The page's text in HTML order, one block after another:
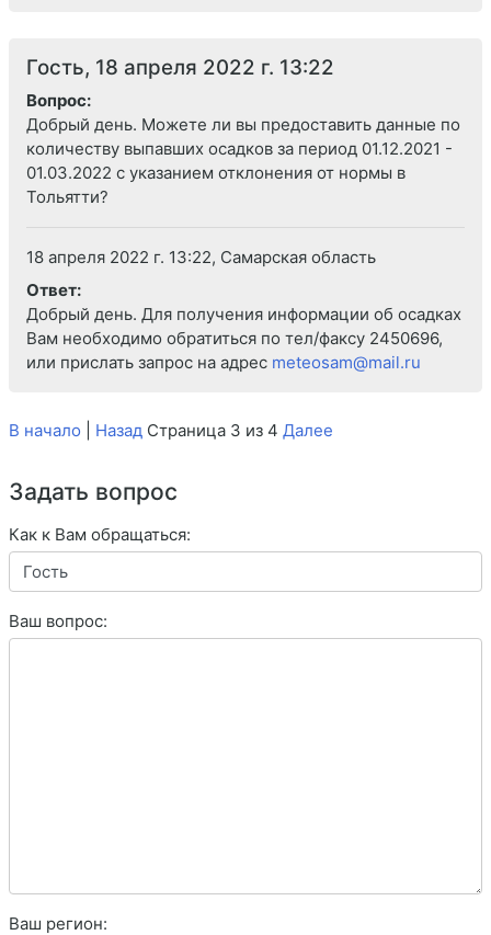
Гость, 18 апреля 2022 г. 13:22
Вопрос:
Добрый день. Можете ли вы предоставить данные по
количеству выпавших осадков за период 01.12.2021 -
01.03.2022 с указанием отклонения от нормы в
Тольятти?
18 апреля 2022 г. 13:22, Самарская область
Ответ:
Добрый день. Для получения информации об осадках
Вам необходимо обратиться по тел/факсу 2450696,
или прислать запрос на адрес meteosam@mail.ru
В начало Назад Страница 3 из 4 Далее
Задать вопрос
Как к Вам обращаться:
Ваш вопрос:
Ваш регион: